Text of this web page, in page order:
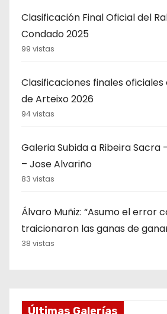
Clasificación Final Oficial del
Condado 2025
99 vistas
Clasificaciones finales
de Arteixo 2026
94 vistas
Galeria Subida a Ribeira Sacra
– Jose Alvariño
83 vistas
Álvaro Muñiz: “Asumo el error
traicionaron las ganas de
38 vistas
Últimas Galerías